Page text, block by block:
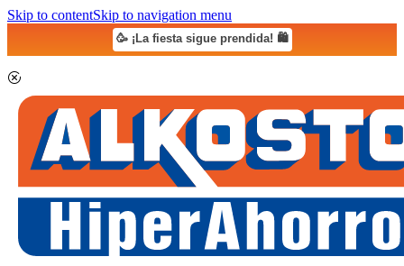
Skip to contentSkip to navigation menu
🥳 ¡La fiesta sigue prendida! 🛍️